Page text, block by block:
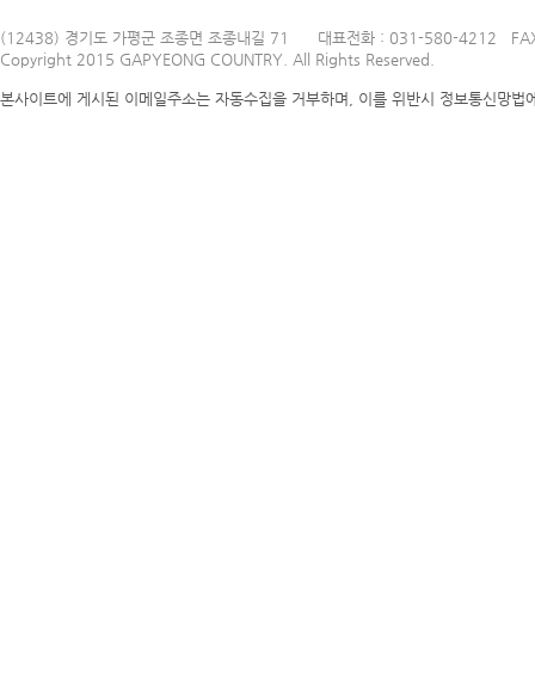
(12438) 경기도 가평군 조종면 조종내길 71
대표전화 : 031-580-4212
Copyright 2015 GAPYEONG COUNTRY. All Rights Reserved.
본사이트에 게시된 이메일주소는 자동수집을 거부하며, 이를 위반시 정보통신망법